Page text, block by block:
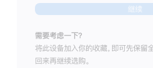
继续
需要考虑一下？
将此设备加入你的收藏，即可先保留
回来再继续选购。